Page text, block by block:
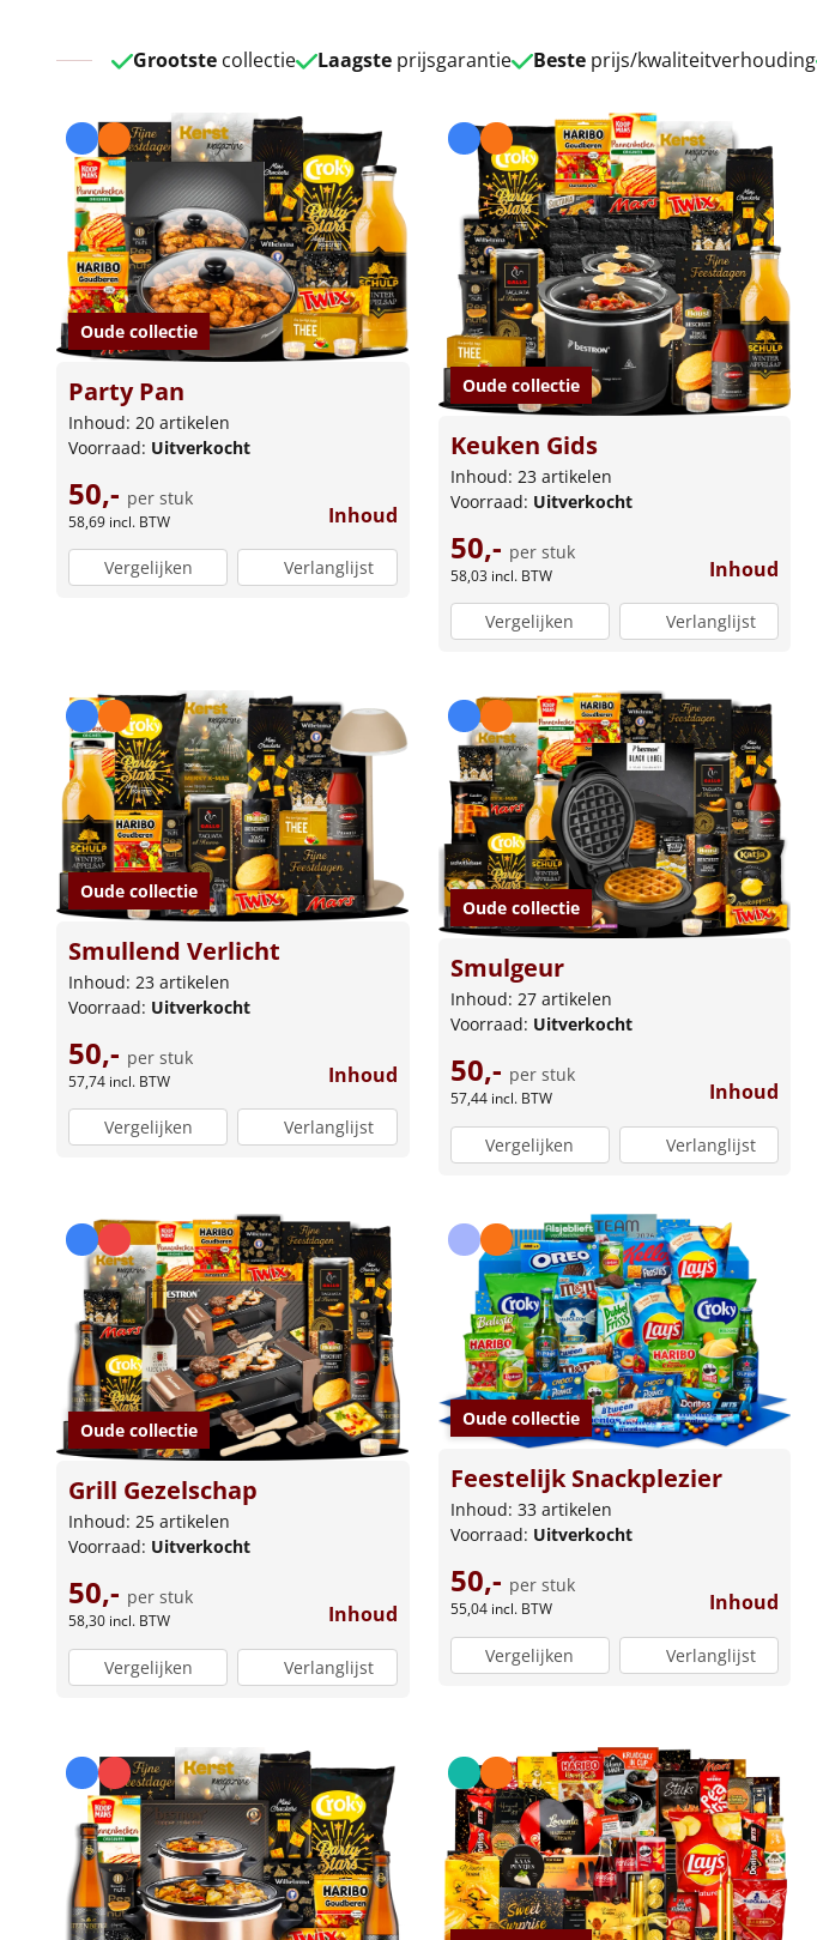
Oude collectie
Party Pan
Inhoud: 20 artikelen
Voorraad: Uitverkocht
50,- per stuk
58,69 incl. BTW Inhoud
Vergelijken Verlanglijst
Oude collectie
Keuken Gids
Inhoud: 23 artikelen
Voorraad: Uitverkocht
50,- per stuk
58,03 incl. BTW Inhoud
Vergelijken Verlanglijst
Oude collectie
Smullend Verlicht
Inhoud: 23 artikelen
Voorraad: Uitverkocht
50,- per stuk
57,74 incl. BTW Inhoud
Vergelijken Verlanglijst
Oude collectie
Smulgeur
Inhoud: 27 artikelen
Voorraad: Uitverkocht
50,- per stuk
57,44 incl. BTW Inhoud
Vergelijken Verlanglijst
Oude collectie
Grill Gezelschap
Inhoud: 25 artikelen
Voorraad: Uitverkocht
50,- per stuk
58,30 incl. BTW Inhoud
Vergelijken Verlanglijst
Oude collectie
Feestelijk Snackplezier
Inhoud: 33 artikelen
Voorraad: Uitverkocht
50,- per stuk
55,04 incl. BTW Inhoud
Vergelijken Verlanglijst
Grootstecollectie Laagsteprijsgarantie Besteprijs/kwaliteitverhouding